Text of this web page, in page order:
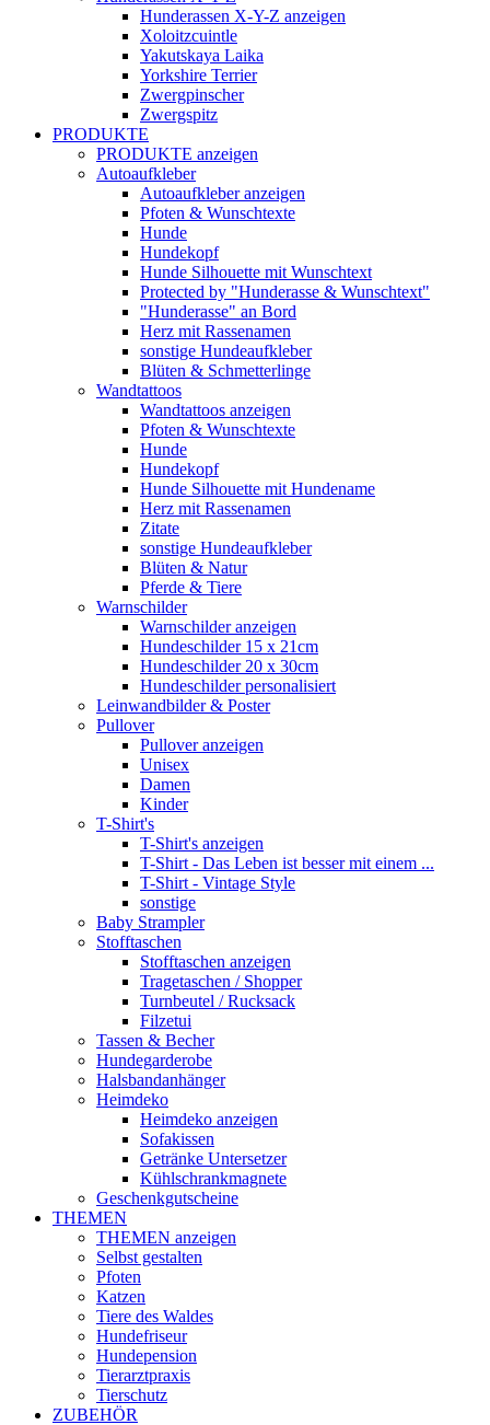
Hunderassen X-Y-Z anzeigen
Xoloitzcuintle
Yakutskaya Laika
Yorkshire Terrier
Zwergpinscher
Zwergspitz
PRODUKTE
PRODUKTE anzeigen
Autoaufkleber
Autoaufkleber anzeigen
Pfoten & Wunschtexte
Hunde
Hundekopf
Hunde Silhouette mit Wunschtext
Protected by "Hunderasse & Wunschtext"
"Hunderasse" an Bord
Herz mit Rassenamen
sonstige Hundeaufkleber
Blüten & Schmetterlinge
Wandtattoos
Wandtattoos anzeigen
Pfoten & Wunschtexte
Hunde
Hundekopf
Hunde Silhouette mit Hundename
Herz mit Rassenamen
Zitate
sonstige Hundeaufkleber
Blüten & Natur
Pferde & Tiere
Warnschilder
Warnschilder anzeigen
Hundeschilder 15 x 21cm
Hundeschilder 20 x 30cm
Hundeschilder personalisiert
Leinwandbilder & Poster
Pullover
Pullover anzeigen
Unisex
Damen
Kinder
T-Shirt's
T-Shirt's anzeigen
T-Shirt - Das Leben ist besser mit einem ...
T-Shirt - Vintage Style
sonstige
Baby Strampler
Stofftaschen
Stofftaschen anzeigen
Tragetaschen / Shopper
Turnbeutel / Rucksack
Filzetui
Tassen & Becher
Hundegarderobe
Halsbandanhänger
Heimdeko
Heimdeko anzeigen
Sofakissen
Getränke Untersetzer
Kühlschrankmagnete
Geschenkgutscheine
THEMEN
THEMEN anzeigen
Selbst gestalten
Pfoten
Katzen
Tiere des Waldes
Hundefriseur
Hundepension
Tierarztpraxis
Tierschutz
ZUBEHÖR